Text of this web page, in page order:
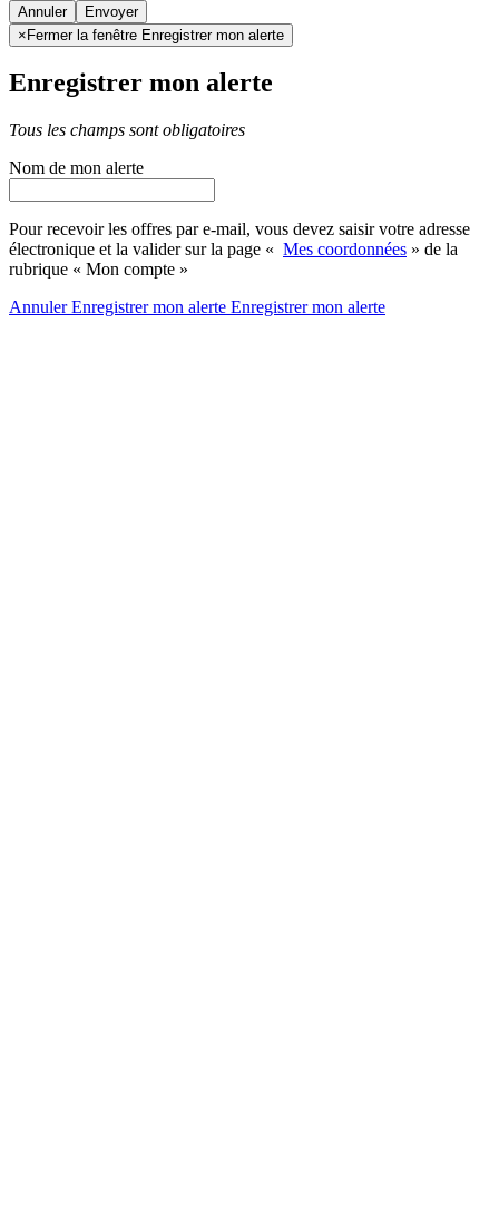
Annuler
×Fermer la fenêtre Enregistrer mon alerte
Enregistrer mon alerte
Tous les champs sont obligatoires
Nom de mon alerte
Pour recevoir les offres par e-mail, vous devez saisir votre adresse
électronique et la valider sur la page « Mes coordonnées » de la
rubrique « Mon compte »
AnnulerEnregistrer mon alerte Enregistrermon alerte